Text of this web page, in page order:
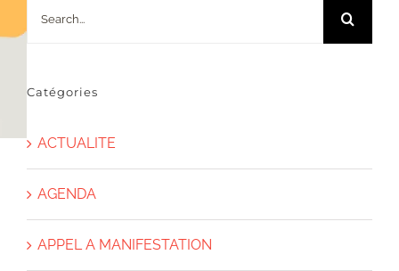
Catégories
ACTUALITE
AGENDA
APPEL A MANIFESTATION